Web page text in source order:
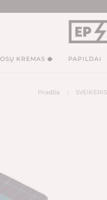
KREMAS 🥥 PAPILDAI
Pradžia